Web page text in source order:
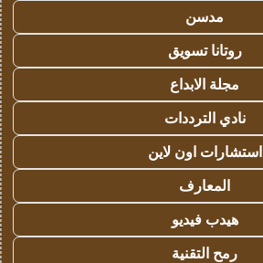
مدسن
روتانا تسويق
مجلة الابداع
نادي الترددات
استشارات اون لاين
المعارف
هيدب فيديو
رمح التقنية